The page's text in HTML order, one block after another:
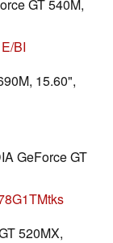
GT 540M,
BI
15.60",
GeForce GT
520MX,